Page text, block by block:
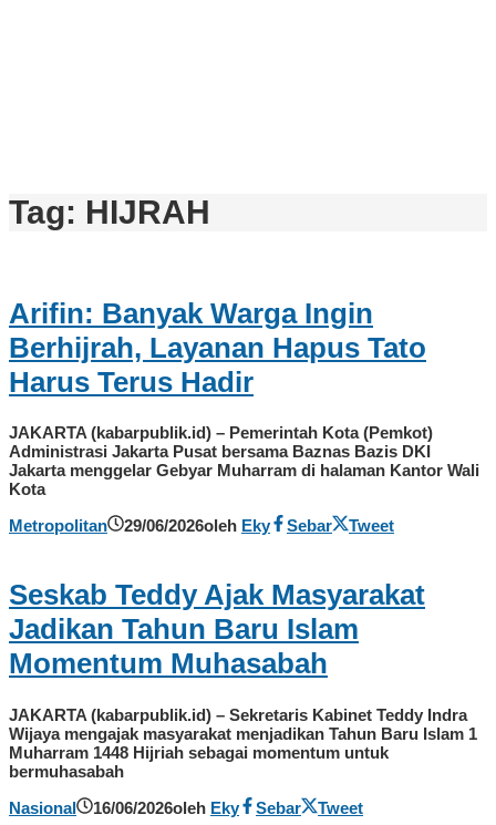
Tag: HIJRAH
Arifin: Banyak Warga Ingin
Berhijrah, Layanan Hapus Tato
Harus Terus Hadir
JAKARTA (kabarpublik.id) – Pemerintah Kota (Pemkot)
Administrasi Jakarta Pusat bersama Baznas Bazis DKI
Jakarta menggelar Gebyar Muharram di halaman Kantor Wali
Kota
Metropolitan
29/06/2026oleh Eky Sebar Tweet
Seskab Teddy Ajak Masyarakat
Jadikan Tahun Baru Islam
Momentum Muhasabah
JAKARTA (kabarpublik.id) – Sekretaris Kabinet Teddy Indra
Wijaya mengajak masyarakat menjadikan Tahun Baru Islam 1
Muharram 1448 Hijriah sebagai momentum untuk
bermuhasabah
Nasional
16/06/2026oleh Eky Sebar Tweet